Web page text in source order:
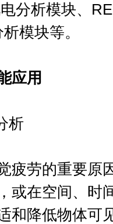
分析模块、
模块等。
应用
析
劳的重要原
或在空间、时
和降低物体可